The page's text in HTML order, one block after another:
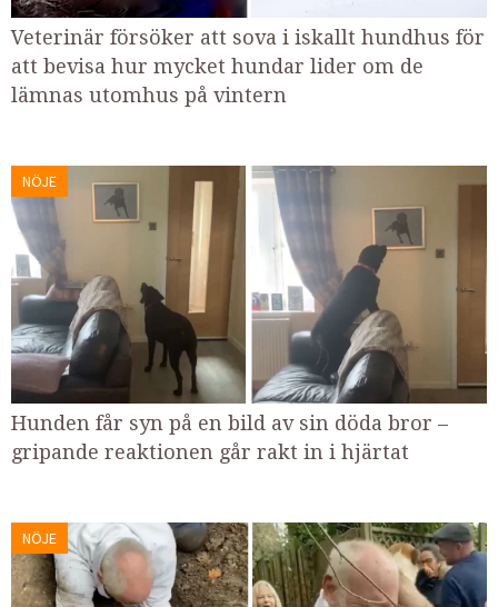
Veterinär försöker att sova i iskallt hundhus för
att bevisa hur mycket hundar lider om de
lämnas utomhus på vintern
NÖJE
Hunden får syn på en bild av sin döda bror –
gripande reaktionen går rakt in i hjärtat
NÖJE